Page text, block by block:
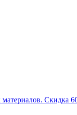
Скидка